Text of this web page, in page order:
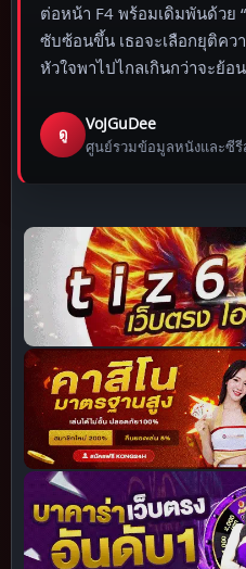
ต่อหน้า F4 พร้อมเดิมพันด้วย
ซับซ้อนขึ้น เธอจะเลือกยุติค
หัวใจพาไปไกลเกินกว่าจะย้อ
ดู
VoJGuDee
ศูนย์รวมข้อมูลหนังและซีรี